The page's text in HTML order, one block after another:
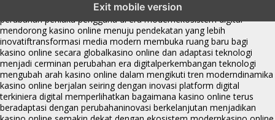
Exit mobile version
perkembangan kasino online mencerminkan
perubahan perilaku pengguna di era modernekosistem digital
mendorong kasino online menuju pendekatan yang lebih
inovatiftransformasi media modern membuka ruang baru bagi
kasino online secara globalkasino online dan adaptasi teknologi
menjadi cerminan perubahan era digitalperkembangan teknologi
mengubah arah kasino online dalam mengikuti tren moderndinamika
kasino online berjalan seiring dengan inovasi platform digital
terkiniera digital memperlihatkan bagaimana kasino online terus
beradaptasi dengan perubahaninovasi berkelanjutan menjadikan